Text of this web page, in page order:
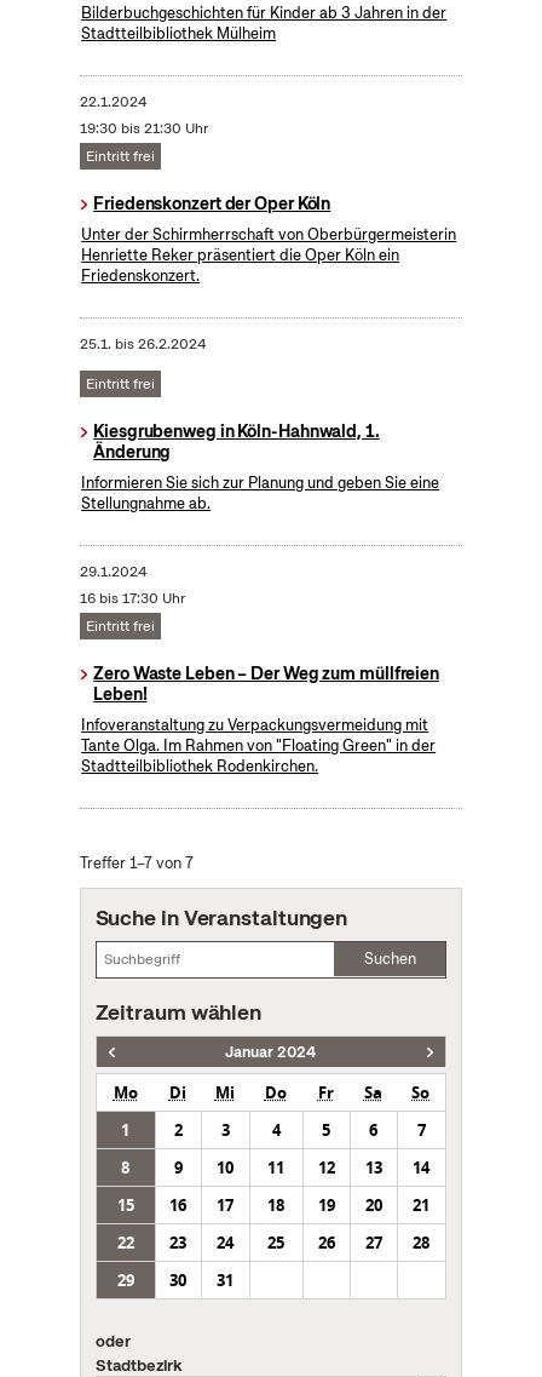
Bilderbuchgeschichten für Kinder ab 3 Jahren in der
Stadtteilbibliothek Mülheim
22.1.2024
19:30 bis 21:30 Uhr
Eintritt frei
Friedenskonzert der Oper Köln
Unter der Schirmherrschaft von Oberbürgermeisterin
Henriette Reker präsentiert die Oper Köln ein
Friedenskonzert.
25.1. bis26.2.2024
Eintritt frei
Kiesgrubenweg in Köln-Hahnwald, 1.
Änderung
Informieren Sie sich zur Planung und geben Sie eine
Stellungnahme ab.
29.1.2024
16 bis 17:30 Uhr
Eintritt frei
Zero Waste Leben – Der Weg zum müllfreien
Leben!
Infoveranstaltung zu Verpackungsvermeidung mit
Tante Olga. Im Rahmen von "Floating Green" in der
Stadtteilbibliothek Rodenkirchen.
Treffer 1–7 von 7
Suche in Veranstaltungen
Suchen
Zeitraum wählen
Januar 2024
Mo Di Mi Do Fr Sa
So
1
2 3 4 5 6
7
8
9 10 11 12 13
14
15
16 17 18 19 20
21
22
23 24 25 26 27
28
29
30 31
oder
Stadtbezirk